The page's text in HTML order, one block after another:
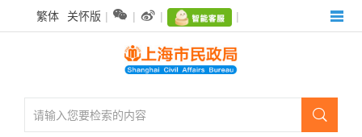
繁体 |
关怀版 |  |  |
